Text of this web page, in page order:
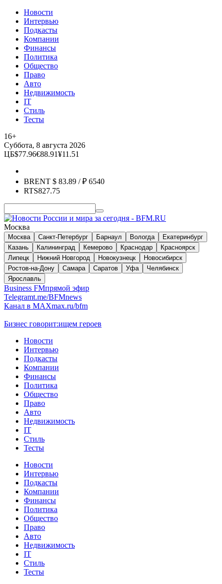
Новости
Интервью
Подкасты
Компании
Финансы
Политика
Общество
Право
Авто
Недвижимость
IT
Стиль
Тесты
16+
Суббота, 8 августа 2026
ЦБ$77.96€88.91¥11.51
BRENT $ 83.89 / ₽ 6540
RTS827.75
Москва
Москва Санкт-Петербург Барнаул Вологда
Екатеринбург
Казань
Калининград Кемерово Краснодар
Красноярск
Липецк
Нижний Новгород Новокузнецк
Новосибирск
Ростов-на-Дону
Самара Саратов Уфа
Челябинск
Ярославль
Business FMпрямой эфир
Telegramt.me/BFMnews
Канал в MAXmax.ru/bfm
Бизнес говорит:ищем героев
Новости
Интервью
Подкасты
Компании
Финансы
Политика
Общество
Право
Авто
Недвижимость
IT
Стиль
Тесты
Новости
Интервью
Подкасты
Компании
Финансы
Политика
Общество
Право
Авто
Недвижимость
IT
Стиль
Тесты